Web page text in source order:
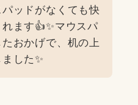
ッドがなくても快
ます👍✨マウスパ
おかげで、机の上
した✨